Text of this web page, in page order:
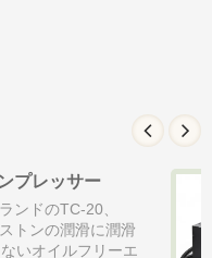
プレッサー
ンドのTC-20、
トンの潤滑に潤滑
いオイルフリーエ